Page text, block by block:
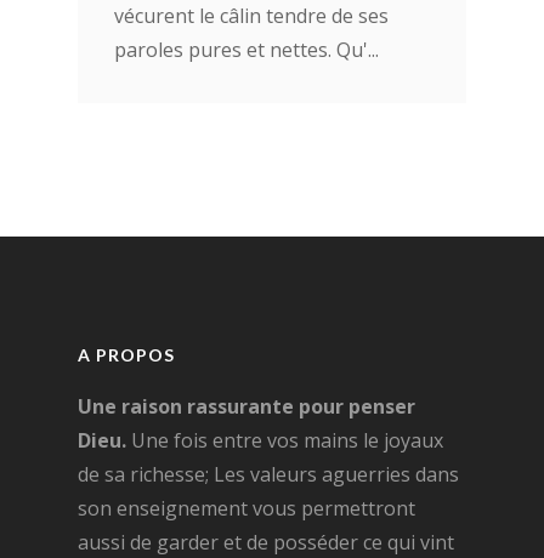
vécurent le câlin tendre de ses
paroles pures et nettes. Qu'...
A PROPOS
Une raison rassurante pour penser
Dieu. Une fois entre vos mains le joyaux
de sa richesse; Les valeurs aguerries dans
son enseignement vous permettront
aussi de garder et de posséder ce qui vint